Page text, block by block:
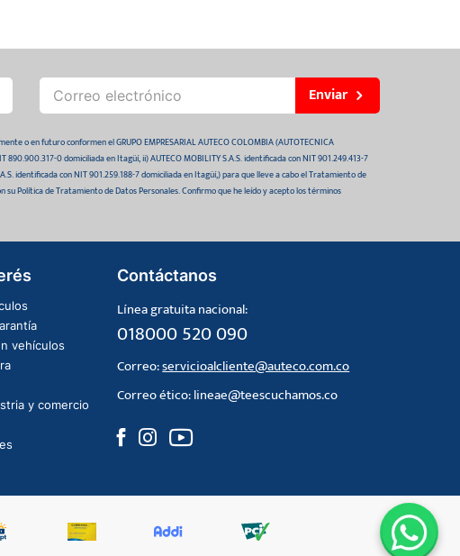
Enviar
o en futuro conformen el GRUPO EMPRESARIAL AUTECO COLOMBIA (AUTOTECNICA
890.900.317-0 domiciliada en Itagüí, ii) AUTECO MOBILITY S.A.S. identificada con NIT 901.249.413-7
identificada con NIT 901.259.188-7 domiciliada en Itagüí,) para que lleve a cabo el Tratamiento de
su Política de Tratamiento de Datos Personales. Confirmo que he leído y acepto los términos
vehículos
y comercio
Contáctanos
Línea gratuita nacional:
018000 520 090
Correo:servicioalcliente@auteco.com.co
Correo ético:lineae@teescuchamos.co